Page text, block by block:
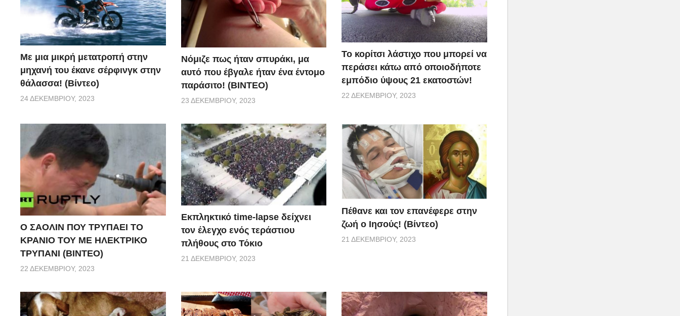
Με μια μικρή μετατροπή στην
μηχανή του έκανε σέρφινγκ στην
θάλασσα! (Βίντεο)
24 ΔΕΚΕΜΒΡΊΟΥ, 2023
Νόμιζε πως ήταν σπυράκι, μα
αυτό που έβγαλε ήταν ένα έντομο
παράσιτο! (BINTEO)
23 ΔΕΚΕΜΒΡΊΟΥ, 2023
Το κορίτσι λάστιχο που μπορεί να
περάσει κάτω από οποιοδήποτε
εμπόδιο ύψους 21 εκατοστών!
22 ΔΕΚΕΜΒΡΊΟΥ, 2023
Ο ΣΑΟΛΙΝ ΠΟΥ ΤΡΥΠΑΕΙ ΤΟ
ΚΡΑΝΙΟ ΤΟΥ ΜΕ ΗΛΕΚΤΡΙΚΟ
ΤΡΥΠΑΝΙ (ΒΙΝΤΕΟ)
22 ΔΕΚΕΜΒΡΊΟΥ, 2023
Εκπληκτικό time-lapse δείχνει
τον έλεγχο ενός τεράστιου
πλήθους στο Τόκιο
21 ΔΕΚΕΜΒΡΊΟΥ, 2023
Πέθανε και τον επανέφερε στην
ζωή ο Ιησούς! (Βίντεο)
21 ΔΕΚΕΜΒΡΊΟΥ, 2023